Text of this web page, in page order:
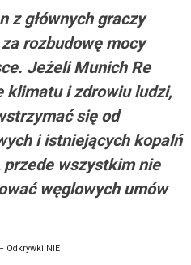
z głównych graczy
rozbudowę mocy
Jeżeli Munich Re
klimatu i zdrowiu ludzi,
się od
i istniejących kopalń
wszystkim nie
węglowych umów
Odkrywki NIE